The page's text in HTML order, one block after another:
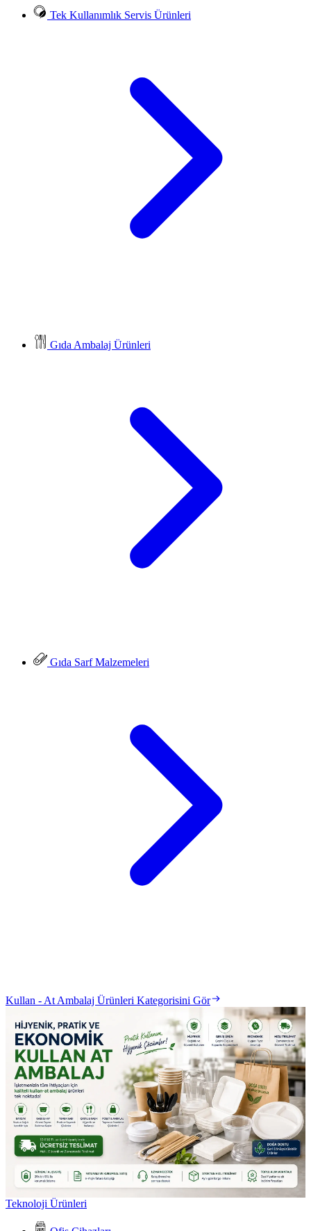
Tek Kullanımlık Servis Ürünleri
Gıda Ambalaj Ürünleri
Gıda Sarf Malzemeleri
Kullan - At Ambalaj Ürünleri Kategorisini Gör
Teknoloji Ürünleri